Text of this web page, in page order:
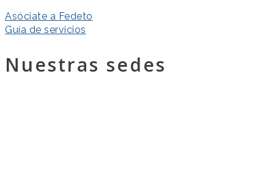
Asóciate a Fedeto
Guía de servicios
Nuestras sedes